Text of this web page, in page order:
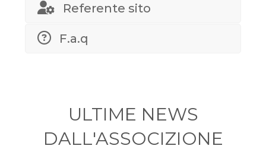
Referente sito
F.a.q
ULTIME NEWS
DALL'ASSOCIZIONE